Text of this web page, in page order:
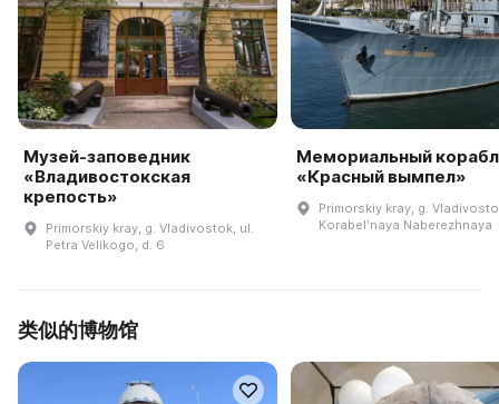
Музей-заповедник
«Владивостокская
крепость»
Primorskiy kray, g. Vladivostok, ul.
Petra Velikogo, d. 6
Мемориальный
«Красный вымпел»
Primorskiy kray, g.
Korabelʹnaya Naberezhnaya
类似的博物馆